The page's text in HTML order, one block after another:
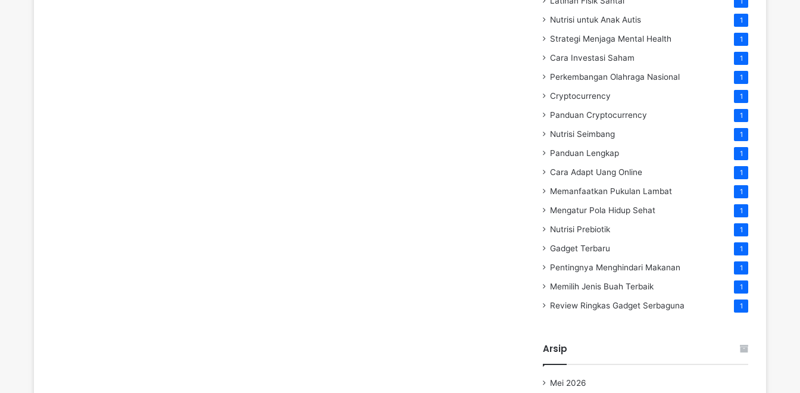
Nutrisi untuk Anak Autis 1
Strategi Menjaga Mental Health 1
Cara Investasi Saham 1
Perkembangan Olahraga Nasional 1
Cryptocurrency 1
Panduan Cryptocurrency 1
Nutrisi Seimbang 1
Panduan Lengkap 1
Cara Adapt Uang Online 1
Memanfaatkan Pukulan Lambat 1
Mengatur Pola Hidup Sehat 1
Nutrisi Prebiotik 1
Gadget Terbaru 1
Pentingnya Menghindari Makanan 1
Memilih Jenis Buah Terbaik 1
Review Ringkas Gadget Serbaguna 1
Arsip
Mei 2026